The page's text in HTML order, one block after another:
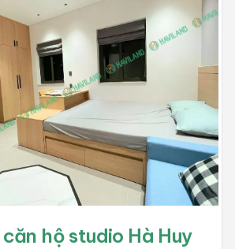
hộ studio Hà Huy